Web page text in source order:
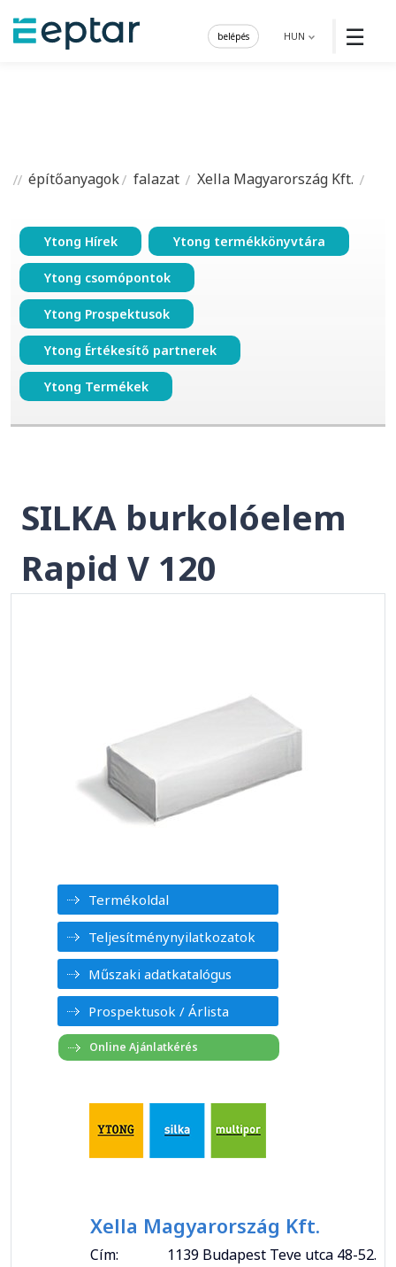
☰
HUN
belépés
építőanyagok falazat Xella Magyarország Kft.
Ytong Hírek Ytong termékkönyvtára
Ytong csomópontok
Ytong Prospektusok
Ytong Értékesítő partnerek
Ytong Termékek
SILKA burkolóelem
Rapid V 120
Termékoldal
Teljesítménynyilatkozatok
Műszaki adatkatalógus
Prospektusok / Árlista
Xella Magyarország Kft.
Cím:
1139 Budapest Teve utca 48-52.